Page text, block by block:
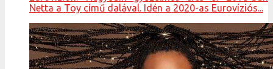
Netta a Toy című dalával. Idén a 2020-as Eurovíziós...